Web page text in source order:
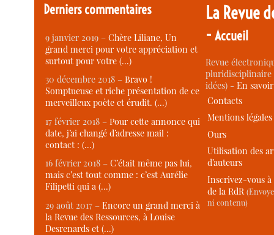
Derniers commentaires
9 janvier 2019 –Chère Liliane, Un
grand merci pour votre appréciation et
surtout pour votre (…)
30 décembre 2018 –Bravo !
Somptueuse et riche présentation de ce
merveilleux poète et érudit. (…)
17 février 2018 –Pour cette annonce qui
date, j’ai changé d’adresse mail :
contact : (…)
16 février 2018 –C’était même pas lui,
mais c’est tout comme : c’est Aurélie
Filipetti qui a (…)
29 août 2017 –Encore un grand merci à
la Revue des Ressources, à Louise
Desrenards et (…)
La Revue
-Accueil
Revue
idées) -En
Contacts
Mentions légales
Ours
Utilisation des
d’auteurs
Inscrivez-vous
de la RdR
ni contenu)